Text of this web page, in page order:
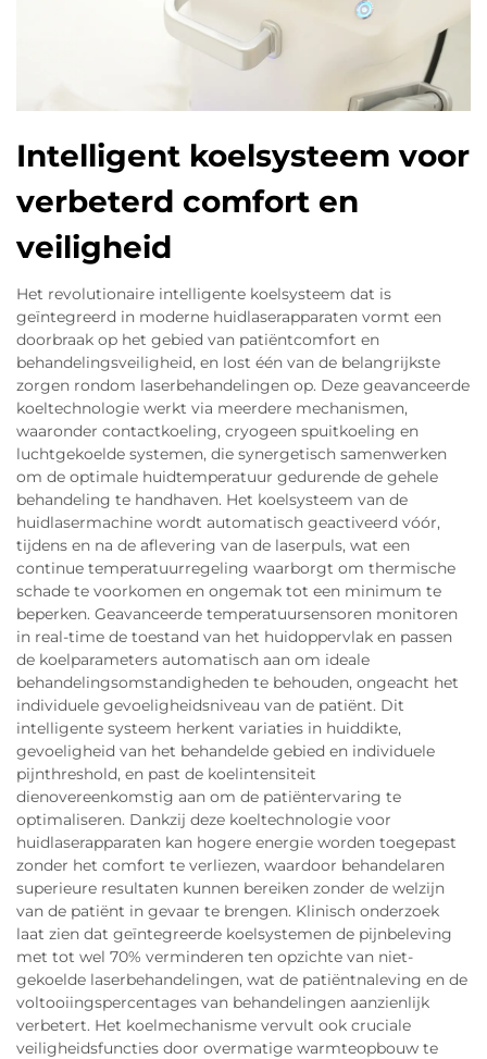
Intelligent koelsysteem voor
verbeterd comfort en
veiligheid
Het revolutionaire intelligente koelsysteem dat is
geïntegreerd in moderne huidlaserapparaten vormt een
doorbraak op het gebied van patiëntcomfort en
behandelingsveiligheid, en lost één van de belangrijkste
zorgen rondom laserbehandelingen op. Deze geavanceerde
koeltechnologie werkt via meerdere mechanismen,
waaronder contactkoeling, cryogeen spuitkoeling en
luchtgekoelde systemen, die synergetisch samenwerken
om de optimale huidtemperatuur gedurende de gehele
behandeling te handhaven. Het koelsysteem van de
huidlasermachine wordt automatisch geactiveerd vóór,
tijdens en na de aflevering van de laserpuls, wat een
continue temperatuurregeling waarborgt om thermische
schade te voorkomen en ongemak tot een minimum te
beperken. Geavanceerde temperatuursensoren monitoren
in real-time de toestand van het huidoppervlak en passen
de koelparameters automatisch aan om ideale
behandelingsomstandigheden te behouden, ongeacht het
individuele gevoeligheidsniveau van de patiënt. Dit
intelligente systeem herkent variaties in huiddikte,
gevoeligheid van het behandelde gebied en individuele
pijnthreshold, en past de koelintensiteit
dienovereenkomstig aan om de patiëntervaring te
optimaliseren. Dankzij deze koeltechnologie voor
huidlaserapparaten kan hogere energie worden toegepast
zonder het comfort te verliezen, waardoor behandelaren
superieure resultaten kunnen bereiken zonder de welzijn
van de patiënt in gevaar te brengen. Klinisch onderzoek
laat zien dat geïntegreerde koelsystemen de pijnbeleving
met tot wel 70% verminderen ten opzichte van niet-
gekoelde laserbehandelingen, wat de patiëntnaleving en de
voltooiingspercentages van behandelingen aanzienlijk
verbetert. Het koelmechanisme vervult ook cruciale
veiligheidsfuncties door overmatige warmteopbouw te